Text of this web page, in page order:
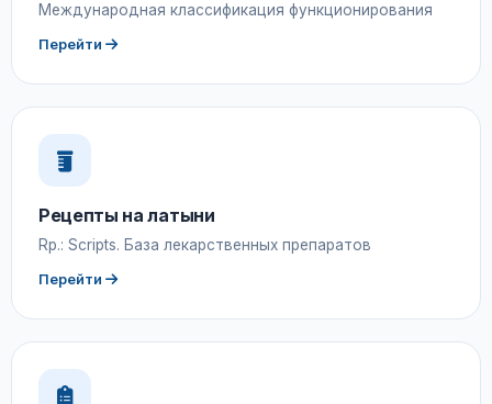
Международная классификация функционирования
Перейти
Рецепты на латыни
Rp.: Scripts. База лекарственных препаратов
Перейти